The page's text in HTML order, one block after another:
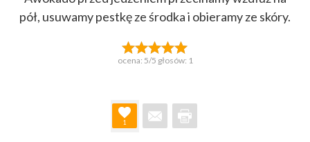
pół, usuwamy pestkę ze środka i obieramy ze skóry.
ocena: 5/5 głosów: 1
1